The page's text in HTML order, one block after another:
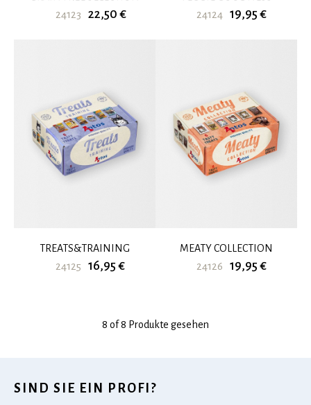
24123 22,50 € 24124 19,95 €
TREATS&TRAINING
24125 16,95 €
MEATY COLLECTION
24126 19,95 €
8 of 8 Produkte gesehen
SIND SIE EIN PROFI?